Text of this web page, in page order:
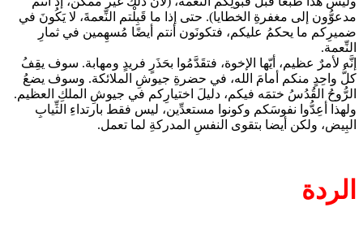
مدعوُّون إلى مغفرةِ الخطايا). حتى إذا ما قَبِلْتم النِّعمةَ، لا يَكُونَ في
ضميرِكم ما يحكمُ عليكم، فتكونَون أنتم أيضًا مُسهِمين في ثمارِ
النِّعمة.
إنَّه لأمرٌ عظيم، أيّها الإخوة، فتقَدَّمُوا بحَذَرٍ فريدٍ ومهابة. سوف يقِفُ
كلُّ واحِدٍ منكم أمامَ الله، في حضرةِ جيوشِ الملائكة. وسوف يضعُ
الرُّوحُ القُدُسُ ختمَه فيكم، دليلَ اختيارِكم في جيوشِ الملكِ العظيم.
ولهذا أعِدُّوا نفوسَكم وكونوا مستعدِّين، ليس فقط بارتداءِ الثِّيابِ
البِيض، ولكن أيضا بتقوى النفسِ المدركةِ لما تعمل.
الردة